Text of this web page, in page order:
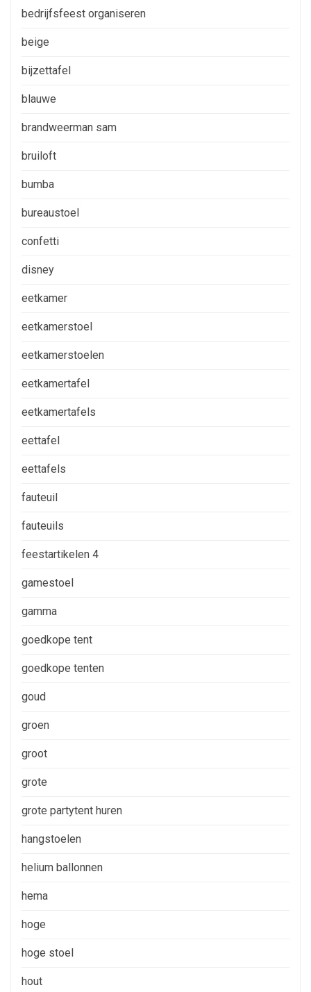
bedrijfsfeest organiseren
beige
bijzettafel
blauwe
brandweerman sam
bruiloft
bumba
bureaustoel
confetti
disney
eetkamer
eetkamerstoel
eetkamerstoelen
eetkamertafel
eetkamertafels
eettafel
eettafels
fauteuil
fauteuils
feestartikelen 4
gamestoel
gamma
goedkope tent
goedkope tenten
goud
groen
groot
grote
grote partytent huren
hangstoelen
helium ballonnen
hema
hoge
hoge stoel
hout